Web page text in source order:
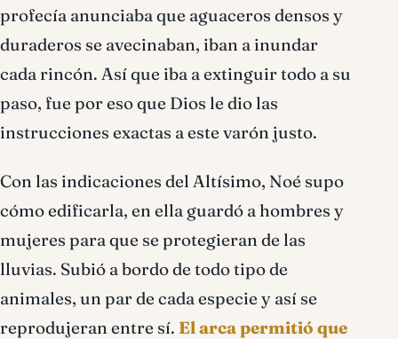
profecía anunciaba que aguaceros densos y
duraderos se avecinaban, iban a inundar
cada rincón. Así que iba a extinguir todo a su
paso, fue por eso que Dios le dio las
instrucciones exactas a este varón justo.
Con las indicaciones del Altísimo, Noé supo
cómo edificarla, en ella guardó a hombres y
mujeres para que se protegieran de las
lluvias. Subió a bordo de todo tipo de
animales, un par de cada especie y así se
reprodujeran entre sí. El arca permitió que